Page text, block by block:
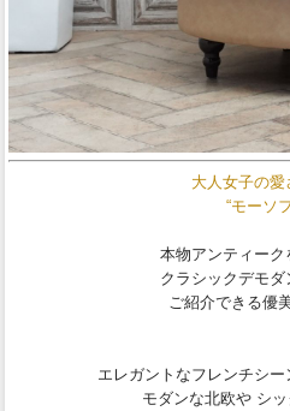
大人女子の愛
“モーソ
本物アンティーク
クラシックデモダ
ご紹介できる優
エレガントなフレンチシ
モダンな北欧や シ